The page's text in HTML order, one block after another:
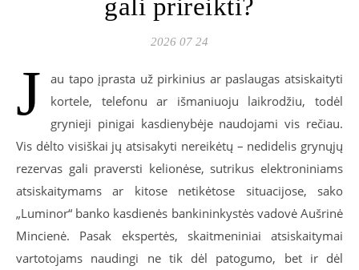
gali prireikti?
2026 07 24
J
au tapo įprasta už pirkinius ar paslaugas atsiskaityti
kortele, telefonu ar išmaniuoju laikrodžiu, todėl
grynieji pinigai kasdienybėje naudojami vis rečiau.
Vis dėlto visiškai jų atsisakyti nereikėtų – nedidelis grynųjų
rezervas gali praversti kelionėse, sutrikus elektroniniams
atsiskaitymams ar kitose netikėtose situacijose, sako
„Luminor“ banko kasdienės bankininkystės vadovė Aušrinė
Mincienė. Pasak ekspertės, skaitmeniniai atsiskaitymai
vartotojams naudingi ne tik dėl patogumo, bet ir dėl